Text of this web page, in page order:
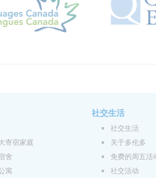
寄宿家庭
舍
寓
社交生活
社交生活
关于多伦多
免费的周五活
社交活动